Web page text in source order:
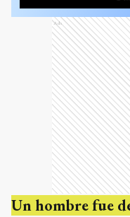
Ads
Un hombre fue